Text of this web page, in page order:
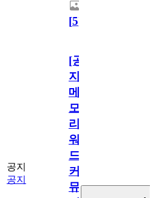
[5]
공지
공지
[공
지]
메
모
리
워
드
커
뮤